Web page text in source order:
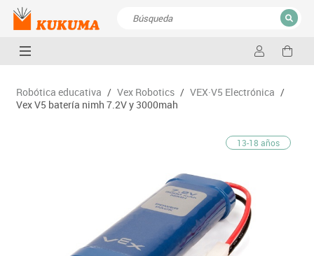
CERRAR
Robótica educativa / Vex Robotics / VEX·V5 Electrónica /
Vex V5 batería nimh 7.2V y 3000mah
13-18 años